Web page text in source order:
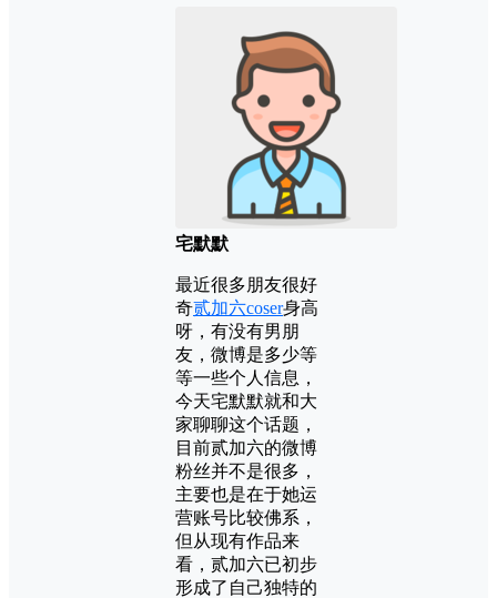
宅默默
最近很多朋友很好
奇贰加六coser身高
呀，有没有男朋
友，微博是多少等
等一些个人信息，
今天宅默默就和大
家聊聊这个话题，
目前贰加六的微博
粉丝并不是很多，
主要也是在于她运
营账号比较佛系，
但从现有作品来
看，贰加六已初步
形成了自己独特的